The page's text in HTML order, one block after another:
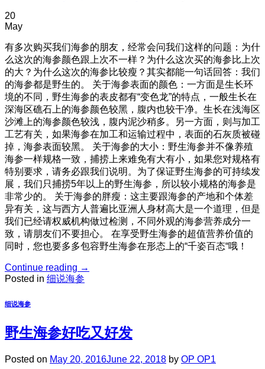
20
May
有多次购买我们海参的朋友，经常会问我们这样的问题：为什
么这次的海参颜色跟上次不一样？为什么这次买的海参比上次
的大？为什么这次的海参比较瘦？其实都能一句话回答：我们
的海参都是野生的。 关于海参表面的颜色：一方面是生长环
境的不同，野生海参的表皮都有“变色龙”的特点，一般生长在
深海区礁石上的海参颜色较黑，腹内也较干净。生长在浅海区
沙滩上的海参颜色较浅，腹内泥沙稍多。另一方面，则与加工
工艺有关，如果海参在加工和运输过程中，表面的石灰质被碰
掉，海参表面较黑。 关于海参的大小：野生海参并不像养殖
海参一样规格一致，捕捞上来难免有大有小，如果您对规格有
特别要求，请务必跟我们说明。为了保证野生海参的可持续发
展，我们只捕捞5年以上的野生海参，所以较小规格的海参是
非常少的。 关于海参的胖瘦：这主要跟海参的产地和个体差
异有关，这与西方人普遍比亚洲人身材高大是一个道理，但是
我们已经请权威机构做过检测，不同外观的海参营养成分一
致，请朋友们不要担心。 在享受野生海参的超值营养价值的
同时，您也要多多包容野生海参在形态上的“千姿百态“哦！
Continue reading →
Posted in 细说海参
细说海参
野生海参好吃又好发
Posted on May 20, 2016June 22, 2018 by OP OP1